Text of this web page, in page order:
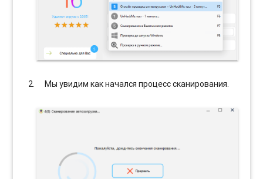
Мы увидим как начался процесс сканирования.